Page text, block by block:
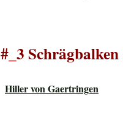
#_3
Hiller von Gaertringen